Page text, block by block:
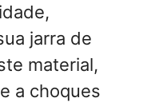
jarra de
material,
a choques